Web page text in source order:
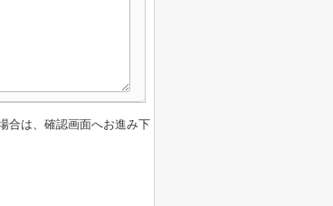
合は、確認画面へお進み下